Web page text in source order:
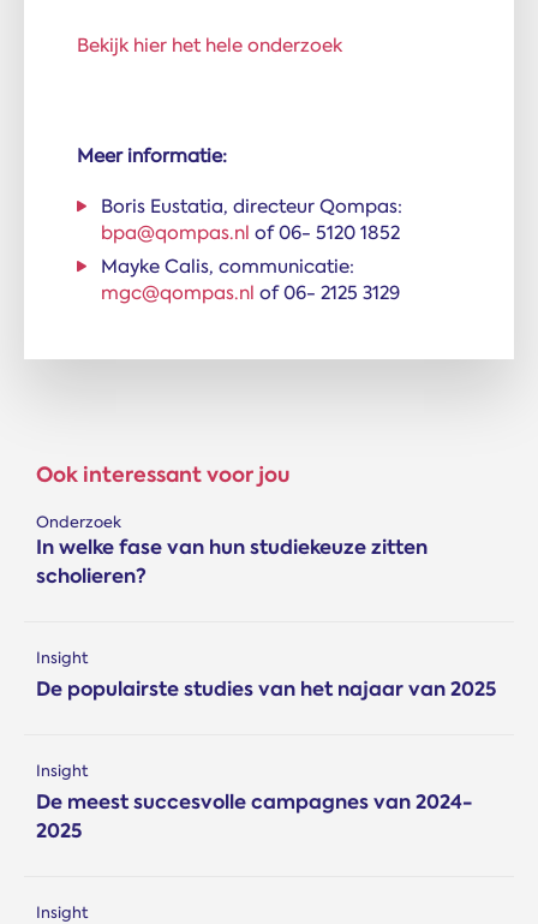
Bekijk hier het hele onderzoek
Meer informatie:
Boris Eustatia, directeur Qompas:
bpa@qompas.nl of 06- 5120 1852
Mayke Calis, communicatie:
mgc@qompas.nl of 06- 2125 3129
Ook interessant voor jou
Onderzoek
In welke fase van hun studiekeuze zitten
scholieren?
Insight
De populairste studies van het najaar van 2025
Insight
De meest succesvolle campagnes van 2024-
2025
Insight